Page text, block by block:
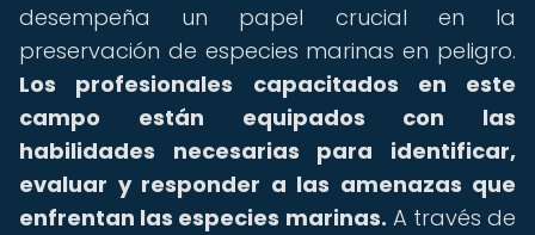
desempeña un papel crucial en la
preservación de especies marinas en peligro.
Los profesionales capacitados en este
campo están equipados con las
habilidades necesarias para identificar,
evaluar y responder a las amenazas que
enfrentan las especies marinas. A través de